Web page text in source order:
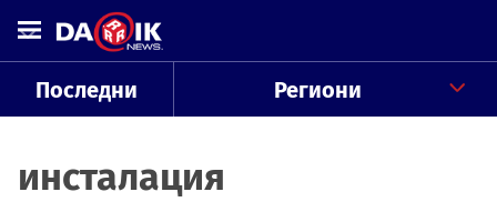
Последни Региони
инсталация